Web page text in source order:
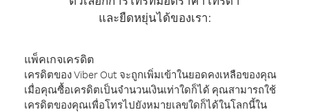
และยืดหยุ่นได้ของเรา:
แพ็คเกจเครดิต
เครดิตของ Viber Out จะถูกเพิ่มเข้าในยอดคงเหลือของคุณ
เมื่อคุณซื้อเครดิตเป็นจำนวนเงินเท่าใดก็ได้ คุณสามารถใช้
เครดิตของคุณเพื่อโทรไปยังหมายเลขใดก็ได้ในโลกนี้ใน